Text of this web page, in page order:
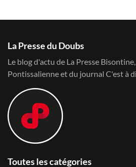
La Presse du Doubs
Le blog d'actu de La Presse
Pontissalienne et du journal C'est à
Toutes les catégories